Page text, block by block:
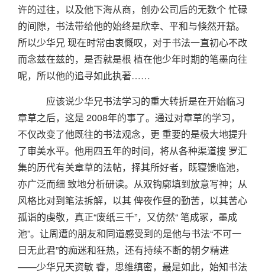
许的过往，以及他下海从商，创办公司后的无数个 忙碌
的间隙，书法带给他的始终是欣幸、平和与倏然开豁。
所以少华兄 现在时常由衷慨叹，对于书法一直初心不改
而念兹在兹的，是否就是根 植在他少年时期的笔墨向往
呢，所以他的追寻如此执著……
应该说少华兄书法学习的重大转折是在开始临习
章草之后，这是 2008年的事了。通过对章草的学习，
不仅改变了他既往的书法观念，更 重要的是极大地提升
了审美水平。他用四五年的时间，将从各种渠道搜 罗汇
集的历代有关章草的法帖，择其所好者，既寝馈临池，
亦广泛而细 致地分析研读。从双钩廓填到放意写神；从
风格比对到笔法拆解，以其 俾夜作昼的勤苦，以其苦心
孤诣的虔敬，真正“废纸三千”，又仿然“ 笔成冢，墨成
池”。让周遭的朋友和同道感受到的是他与书法“不可一
日无此君”的痴迷和狂热，还有持续不断的朝夕精进
——少华兄天资敏 睿，思维缜密，最是如此，始知书法